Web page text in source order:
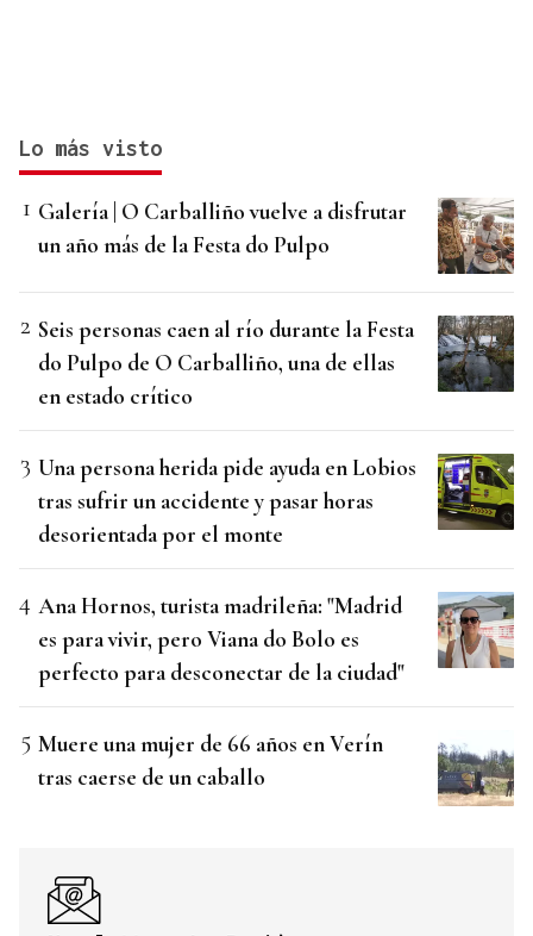
Lo más visto
Galería | O Carballiño vuelve a disfrutar
un año más de la Festa do Pulpo
Seis personas caen al río durante la Festa
do Pulpo de O Carballiño, una de ellas
en estado crítico
Una persona herida pide ayuda en Lobios
tras sufrir un accidente y pasar horas
desorientada por el monte
Ana Hornos, turista madrileña: "Madrid
es para vivir, pero Viana do Bolo es
perfecto para desconectar de la ciudad"
Muere una mujer de 66 años en Verín
tras caerse de un caballo